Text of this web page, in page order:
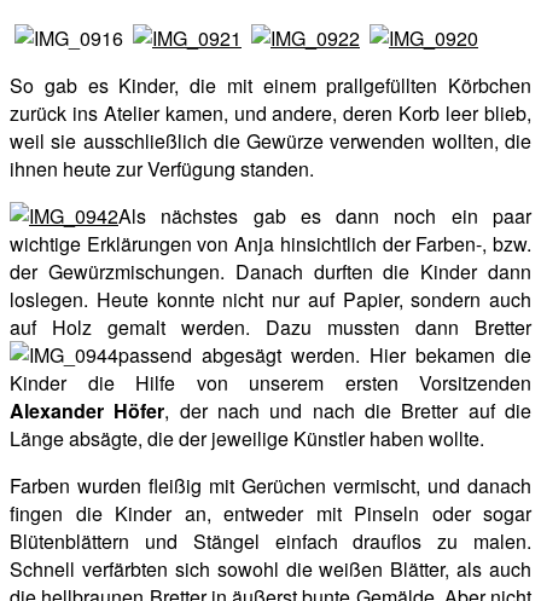
So gab es Kinder, die mit einem prallgefüllten Körbchen
zurück ins Atelier kamen, und andere, deren Korb leer blieb,
weil sie ausschließlich die Gewürze verwenden wollten, die
ihnen heute zur Verfügung standen.
Als nächstes gab es dann noch ein paar
wichtige Erklärungen von Anja hinsichtlich der Farben-, bzw.
der Gewürzmischungen. Danach durften die Kinder dann
loslegen. Heute konnte nicht nur auf Papier, sondern auch
auf Holz gemalt werden. Dazu mussten dann Bretter
passend abgesägt werden. Hier bekamen die
Kinder die Hilfe von unserem ersten Vorsitzenden
Alexander Höfer, der nach und nach die Bretter auf die
Länge absägte, die der jeweilige Künstler haben wollte.
Farben wurden fleißig mit Gerüchen vermischt, und danach
fingen die Kinder an, entweder mit Pinseln oder sogar
Blütenblättern und Stängel einfach drauflos zu malen.
Schnell verfärbten sich sowohl die weißen Blätter, als auch